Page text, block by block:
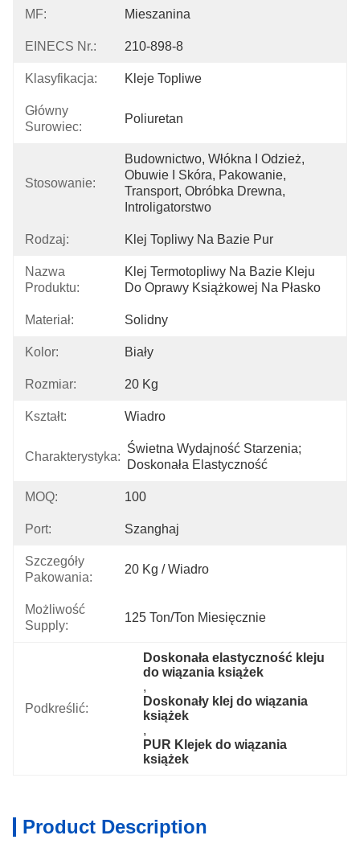
MF: Mieszanina
EINECS Nr.: 210-898-8
Klasyfikacja: Kleje Topliwe
Główny
Surowiec:
Poliuretan
Stosowanie:
Budownictwo, Włókna I Odzież,
Obuwie I Skóra, Pakowanie,
Transport, Obróbka Drewna,
Introligatorstwo
Rodzaj: Klej Topliwy Na Bazie Pur
Nazwa
Produktu:
Klej Termotopliwy Na Bazie Kleju
Do Oprawy Książkowej Na Płasko
Materiał: Solidny
Kolor: Biały
Rozmiar: 20 Kg
Kształt: Wiadro
Charakterystyka:
Świetna Wydajność Starzenia;
Doskonała Elastyczność
MOQ: 100
Port: Szanghaj
Szczegóły
Pakowania:
20 Kg / Wiadro
Możliwość
Supply:
125 Ton/ton Miesięcznie
Podkreślić:
Doskonała elastyczność kleju
do wiązania książek
,
Doskonały klej do wiązania
książek
,
PUR Klejek do wiązania
książek
Product Description